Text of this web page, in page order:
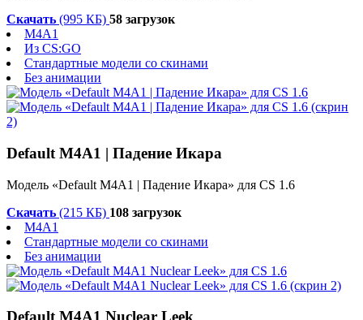
Скачать (995 КБ) 58 загрузок
M4A1
Из CS:GO
Стандартные модели со скинами
Без анимации
Default M4A1 | Падение Икара
Модель «Default M4A1 | Падение Икара» для CS 1.6
Скачать (215 КБ) 108 загрузок
M4A1
Стандартные модели со скинами
Без анимации
Default M4A1 Nuclear Leek